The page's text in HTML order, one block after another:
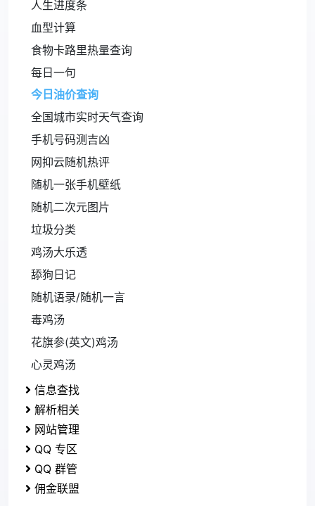
人生进度条
血型计算
食物卡路里热量查询
每日一句
今日油价查询
全国城市实时天气查询
手机号码测吉凶
网抑云随机热评
随机一张手机壁纸
随机二次元图片
垃圾分类
鸡汤大乐透
舔狗日记
随机语录/随机一言
毒鸡汤
花旗参(英文)鸡汤
心灵鸡汤
信息查找
解析相关
网站管理
QQ 专区
QQ 群管
佣金联盟